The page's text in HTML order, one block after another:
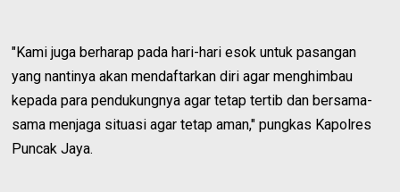
"Kami juga berharap pada hari-hari esok untuk pasangan
yang nantinya akan mendaftarkan diri agar menghimbau
kepada para pendukungnya agar tetap tertib dan bersama-
sama menjaga situasi agar tetap aman," pungkas Kapolres
Puncak Jaya.